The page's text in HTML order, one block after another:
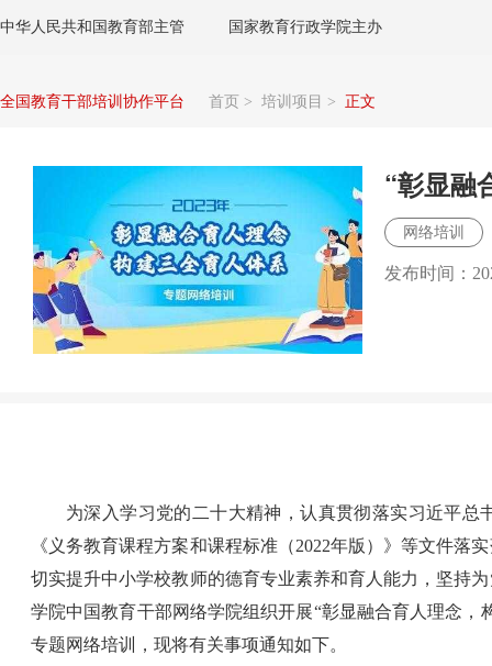
中华人民共和国教育部主管 国家教育行政学院主办
全国教育干部培训协作平台 首页 > 培训项目 > 正文
“彰显融
网络培训
发布时间：
为深入学习党的二十大精神，认真贯彻落实习近平
《义务教育课程方案和课程标准（2022年版）》等文件落
切实提升中小学校教师的德育专业素养和育人能力，坚持
学院中国教育干部网络学院组织开展“彰显融合育人理念
专题网络培训，现将有关事项通知如下。